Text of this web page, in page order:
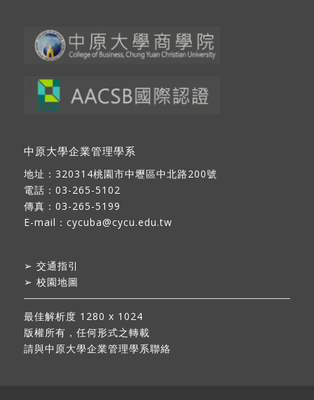
中原大學企業管理學系
地址： 320314桃園市中壢區中北路200號
電話：03-265-5102
傳真：03-265-5199
E-mail： cycuba@cycu.edu.tw
➢ 交通指引
➢ 校園地圖
最佳解析度 1280 x 1024
版權所有，任何形式之轉載
請與中原大學企業管理學系聯絡